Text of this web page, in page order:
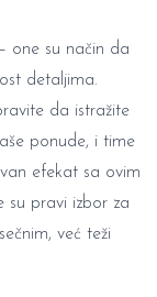
one su način da
detaljima.
da istražite
ponude, i time
efekat sa ovim
su pravi izbor za
već teži